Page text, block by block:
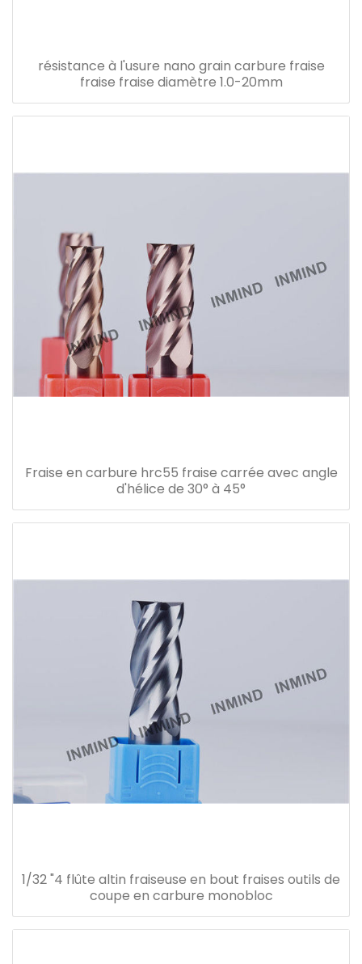
résistance à l'usure nano grain carbure fraise
fraise fraise diamètre 1.0-20mm
Fraise en carbure hrc55 fraise carrée avec angle
d'hélice de 30° à 45°
1/32 "4 flûte altin fraiseuse en bout fraises outils de
coupe en carbure monobloc